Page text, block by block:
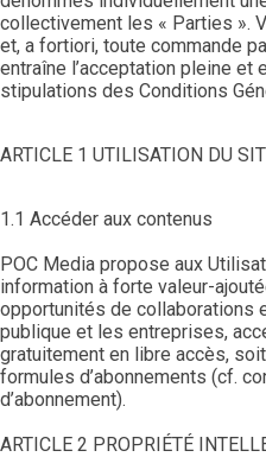
collectivement les « Parties ».
et, a fortiori, toute commande
entraîne l’acceptation pleine et
stipulations des Conditions
ARTICLE 1 UTILISATION DU
1.1 Accéder aux contenus
POC Media propose aux
information à forte valeur-
opportunités de collaborations
publique et les entreprises,
gratuitement en libre accès,
formules d’abonnements (cf.
d’abonnement).
ARTICLE 2 PROPRIÉTÉ